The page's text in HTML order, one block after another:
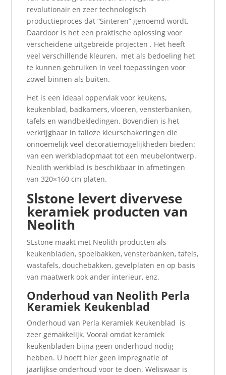
revolutionair en zeer technologisch
productieproces dat “Sinteren” genoemd wordt.
Daardoor is het een praktische oplossing voor
verscheidene uitgebreide projecten . Het heeft
veel verschillende kleuren, met als bedoeling het
te kunnen gebruiken in veel toepassingen voor
zowel binnen als buiten.
Het is een ideaal oppervlak voor keukens,
keukenblad, badkamers, vloeren, vensterbanken,
tafels en wandbekledingen. Bovendien is het
verkrijgbaar in talloze kleurschakeringen die
onnoemelijk veel decoratiemogelijkheden bieden:
van een werkbladopmaat tot een meubelontwerp.
Neolith werkblad is beschikbaar in afmetingen
van 320×160 cm platen.
Slstone levert divervese
keramiek producten van
Neolith
SLstone maakt met Neolith producten als
keukenbladen, spoelbakken, vensterbanken, tafels,
wastafels, douchebakken, gevelplaten en op basis
van maatwerk ook ander interieur, enz.
Onderhoud van Neolith Perla
Keramiek Keukenblad
Onderhoud van Perla Keramiek Keukenblad is
zeer gemakkelijk. Vooral omdat keramiek
keukenbladen bijna geen onderhoud nodig
hebben. U hoeft hier geen impregnatie of
jaarlijkse onderhoud voor te doen. Weliswaar is